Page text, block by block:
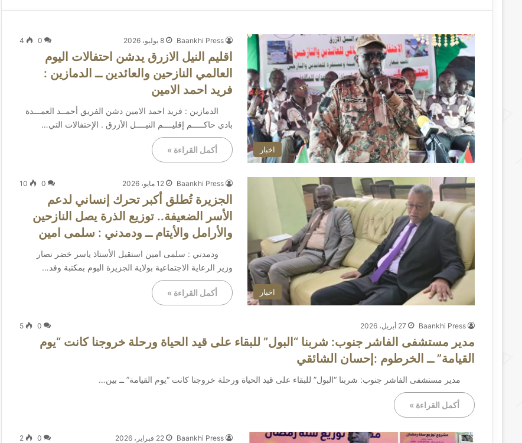
اخبار
Baankhi Press 8 يوليو، 2026 0
4
اقليم النيل الازرق يدشن احتفالات اليوم
العالمي النازحين والعائدين ــ الدمازين :
فريد احمد الامين
الدمازين : فريد احمد الامين دشن الفريق أحمــد العمـــدة
بادي حاكـــــم إقليــــم النيــــل الأزرق . الإحتفالات التي…
أكمل القراءة »
اخبار
Baankhi Press 12 مايو، 2026 0
10
الجزيرة تُطلق أكبر تحرك إنساني لدعم
الأسر الضعيفة.. توزيع الذرة يصل النازحين
والأرامل والأيتام ــ ودمدني : سلمى امين
ودمدني : سلمى امين استقبل الأستاذ ياسر خضر نصار
وزير الرعاية الاجتماعية بولاية الجزيرة اليوم بمكتبة وفد…
أكمل القراءة »
Baankhi Press 27 أبريل، 2026 0
5
مدير مستشفى الفاشر جنوب: شربنا “البول” للبقاء على قيد الحياة ورحلة خروجنا كانت “يوم
القيامة” ــ ​الخرطوم :إحسان الشائقي
مدير مستشفى الفاشر جنوب: شربنا “البول” للبقاء على قيد الحياة ورحلة خروجنا كانت “يوم القيامة” ــ ​بين…
أكمل القراءة »
Baankhi Press 22 فبراير، 2026 0
2